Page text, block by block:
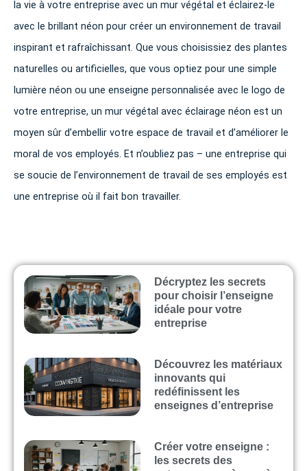
la vie à votre entreprise avec un mur végétal et éclairez-le
avec le brillant néon pour créer un environnement de travail
inspirant et rafraîchissant. Que vous choisissiez des plantes
naturelles ou artificielles, que vous optiez pour une simple
lumière néon ou une enseigne personnalisée avec le logo de
votre entreprise, un mur végétal avec éclairage néon est un
moyen sûr d’embellir votre espace de travail et d’améliorer le
moral de vos employés. Et n’oubliez pas – une entreprise qui
se soucie de l’environnement de travail de ses employés est
une entreprise où il fait bon travailler.
Décryptez les secrets
pour choisir l’enseigne
idéale pour votre
entreprise
Découvrez les matériaux
innovants qui
redéfinissent les
enseignes d’entreprise
Créer votre enseigne :
les secrets des